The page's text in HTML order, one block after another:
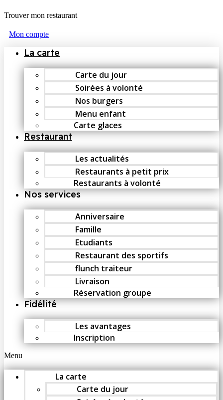
Trouver mon restaurant
Mon compte
La carte
Carte du jour
Soirées à volonté
Nos burgers
Menu enfant
Carte glaces
Restaurant
Les actualités
Restaurants à petit prix
Restaurants à volonté
Nos services
Anniversaire
Famille
Etudiants
Restaurant des sportifs
flunch traiteur
Livraison
Réservation groupe
Fidélité
Les avantages
Inscription
Menu
La carte
Carte du jour